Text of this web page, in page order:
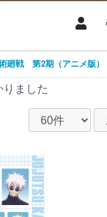
廻戦 第2期（アニメ版）
ました